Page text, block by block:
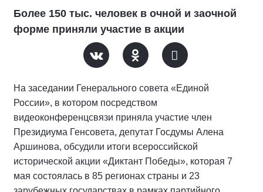
Более 150 тыс. человек в очной и заочной
форме приняли участие в акции
На заседании Генерального совета «Единой
России», в котором посредством
видеоконференцсвязи приняла участие член
Президиума Генсовета, депутат Госдумы Алена
Аршинова, обсудили итоги всероссийской
исторической акции «Диктант Победы», которая 7
мая состоялась в 85 регионах страны и 23